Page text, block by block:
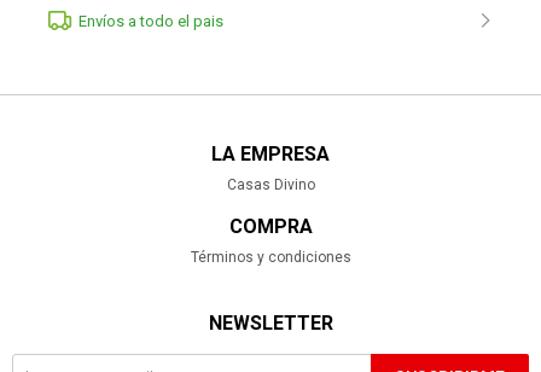
Envíos a todo el pais
LA EMPRESA
Casas Divino
COMPRA
Términos y condiciones
NEWSLETTER